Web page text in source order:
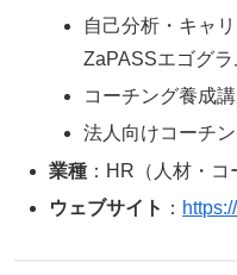
自己分析・キャ
ZaPASSエゴグラ
コーチング養成
法人向けコーチ
業種 ：HR（人材・
ウェブサイト ：